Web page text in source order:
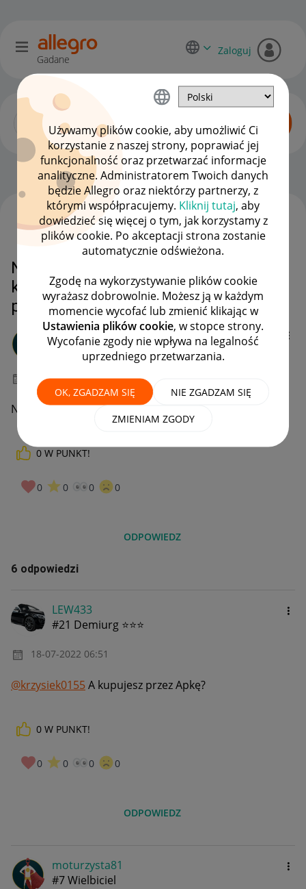
Używamy plików cookie, aby umożliwić Ci
korzystanie z naszej strony, poprawiać jej
funkcjonalność oraz przetwarzać informacje
analityczne. Administratorem Twoich danych
będzie Allegro oraz niektórzy partnerzy, z
którymi współpracujemy. Kliknij tutaj, aby
dowiedzieć się więcej o tym, jak korzystamy z
plików cookie. Po akceptacji strona zostanie
automatycznie odświeżona.
Zgodę na wykorzystywanie plików cookie
wyrażasz dobrowolnie. Możesz ją w każdym
momencie wycofać lub zmienić klikając w
Ustawienia plików cookie, w stopce strony.
Wycofanie zgody nie wpływa na legalność
uprzedniego przetwarzania.
OK, ZGADZAM SIĘ NIE ZGADZAM SIĘ
ZMIENIAM ZGODY
Gadane
Zaloguj
Dyskusje kupujących OPCJE
Nie mogę zrobić zakupów z
koszyka,od paru dni pokazuje że
problem jest po waszej stronie
krzysiek0155
#7 Wielbiciel
‎18-07-2022 06:29
Nie działa mi koszyk
0 W PUNKT!
0 0 0 0
ODPOWIEDZ
WSZYSTKIE TEMATY
6 odpowiedzi
LEW433
#21 Demiurg ⭐⭐⭐
‎18-07-2022 06:51
@krzysiek0155A kupujesz przez Apkę?
0 W PUNKT!
0 0 0 0
ODPOWIEDZ
moturzysta81
#7 Wielbiciel